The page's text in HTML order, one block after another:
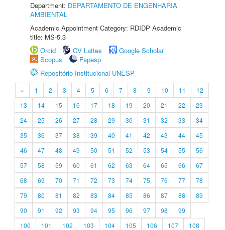
Department: DEPARTAMENTO DE ENGENHARIA
AMBIENTAL
Academic Appointment Category: RDIDP Academic
title: MS-5.3
Orcid
CV Lattes
Google Scholar
Scopus
Fapesp
Repositório Institucional UNESP
« 1 2 3 4 5 6 7 8 9 10 11
12
13
14 15 16 17 18 19 20 21 22
23
24
25 26 27 28 29 30 31 32 33
34
35
36 37 38 39 40 41 42 43 44
45
46
47 48 49 50 51 52 53 54 55
56
57
58 59 60 61 62 63 64 65 66
67
68
69 70 71 72 73 74 75 76 77
78
79
80 81 82 83 84 85 86 87 88
89
90
91 92 93 94 95 96 97 98
99
100
101 102 103 104 105 106 107
108